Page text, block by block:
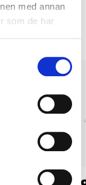
med annan
som de har